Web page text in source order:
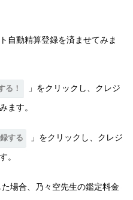
自動精算登録を済ませてみま
る！
」をクリックし、クレジ
ます。
する
」をクリックし、クレジ
。
場合、乃々空先生の鑑定料金